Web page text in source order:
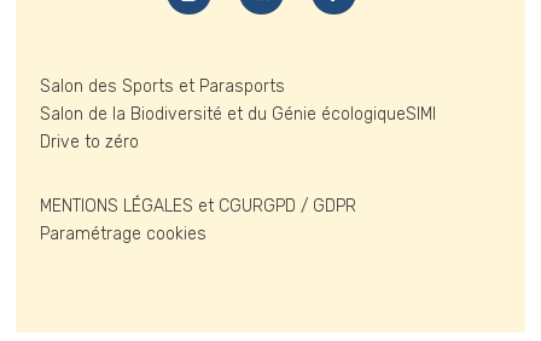
Salon des Sports et Parasports
Salon de la Biodiversité et du Génie écologiqueSIMI
Drive to zéro
MENTIONS LÉGALES et CGURGPD / GDPR
Paramétrage cookies